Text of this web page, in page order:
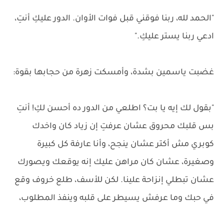
"الحمد لله، ربنا فوقني قبل فوات الأوان. الدور عليكِ أنتِ،
ادعي ربنا يستر عليكِ."
غضبت ياسمين بشدة، وأمسكت زهرة من حجابها بقوة:
"بقول لك إيه يا بت؟ اطلعي من الدور ده أحسن لكِ! أنتِ
بس قلبك محروق عشان عرفتِ إن زياد كان واخدك
كوبري مش أكتر عشان ينجح، وأنا عارفة كل كبيرة
وصغيرة، عشان كان مراهن عليك إنه يوقعك ويصورك
عشان تبطلي إنزاحة علينا. لكن للأسف، طلع خروف وقع
في حبك وما عرفش يسيطر على قلبه وينفذ المطلوب،